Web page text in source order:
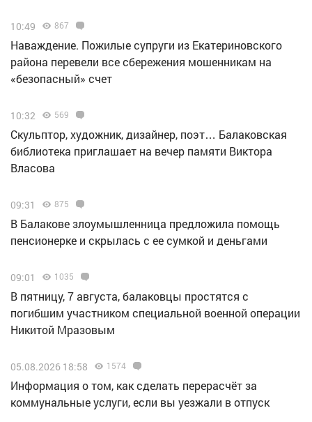
10:49 867
Наваждение. Пожилые супруги из Екатериновского
района перевели все сбережения мошенникам на
«безопасный» счет
10:32 569
Скульптор, художник, дизайнер, поэт… Балаковская
библиотека приглашает на вечер памяти Виктора
Власова
09:31 875
В Балакове злоумышленница предложила помощь
пенсионерке и скрылась с ее сумкой и деньгами
09:01 1035
В пятницу, 7 августа, балаковцы простятся с
погибшим участником специальной военной операции
Никитой Мразовым
05.08.2026 18:58 1574
Информация о том, как сделать перерасчёт за
коммунальные услуги, если вы уезжали в отпуск